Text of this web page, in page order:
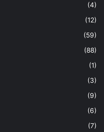
(4)
(12)
(59)
(88)
(1)
(3)
(9)
(6)
(7)